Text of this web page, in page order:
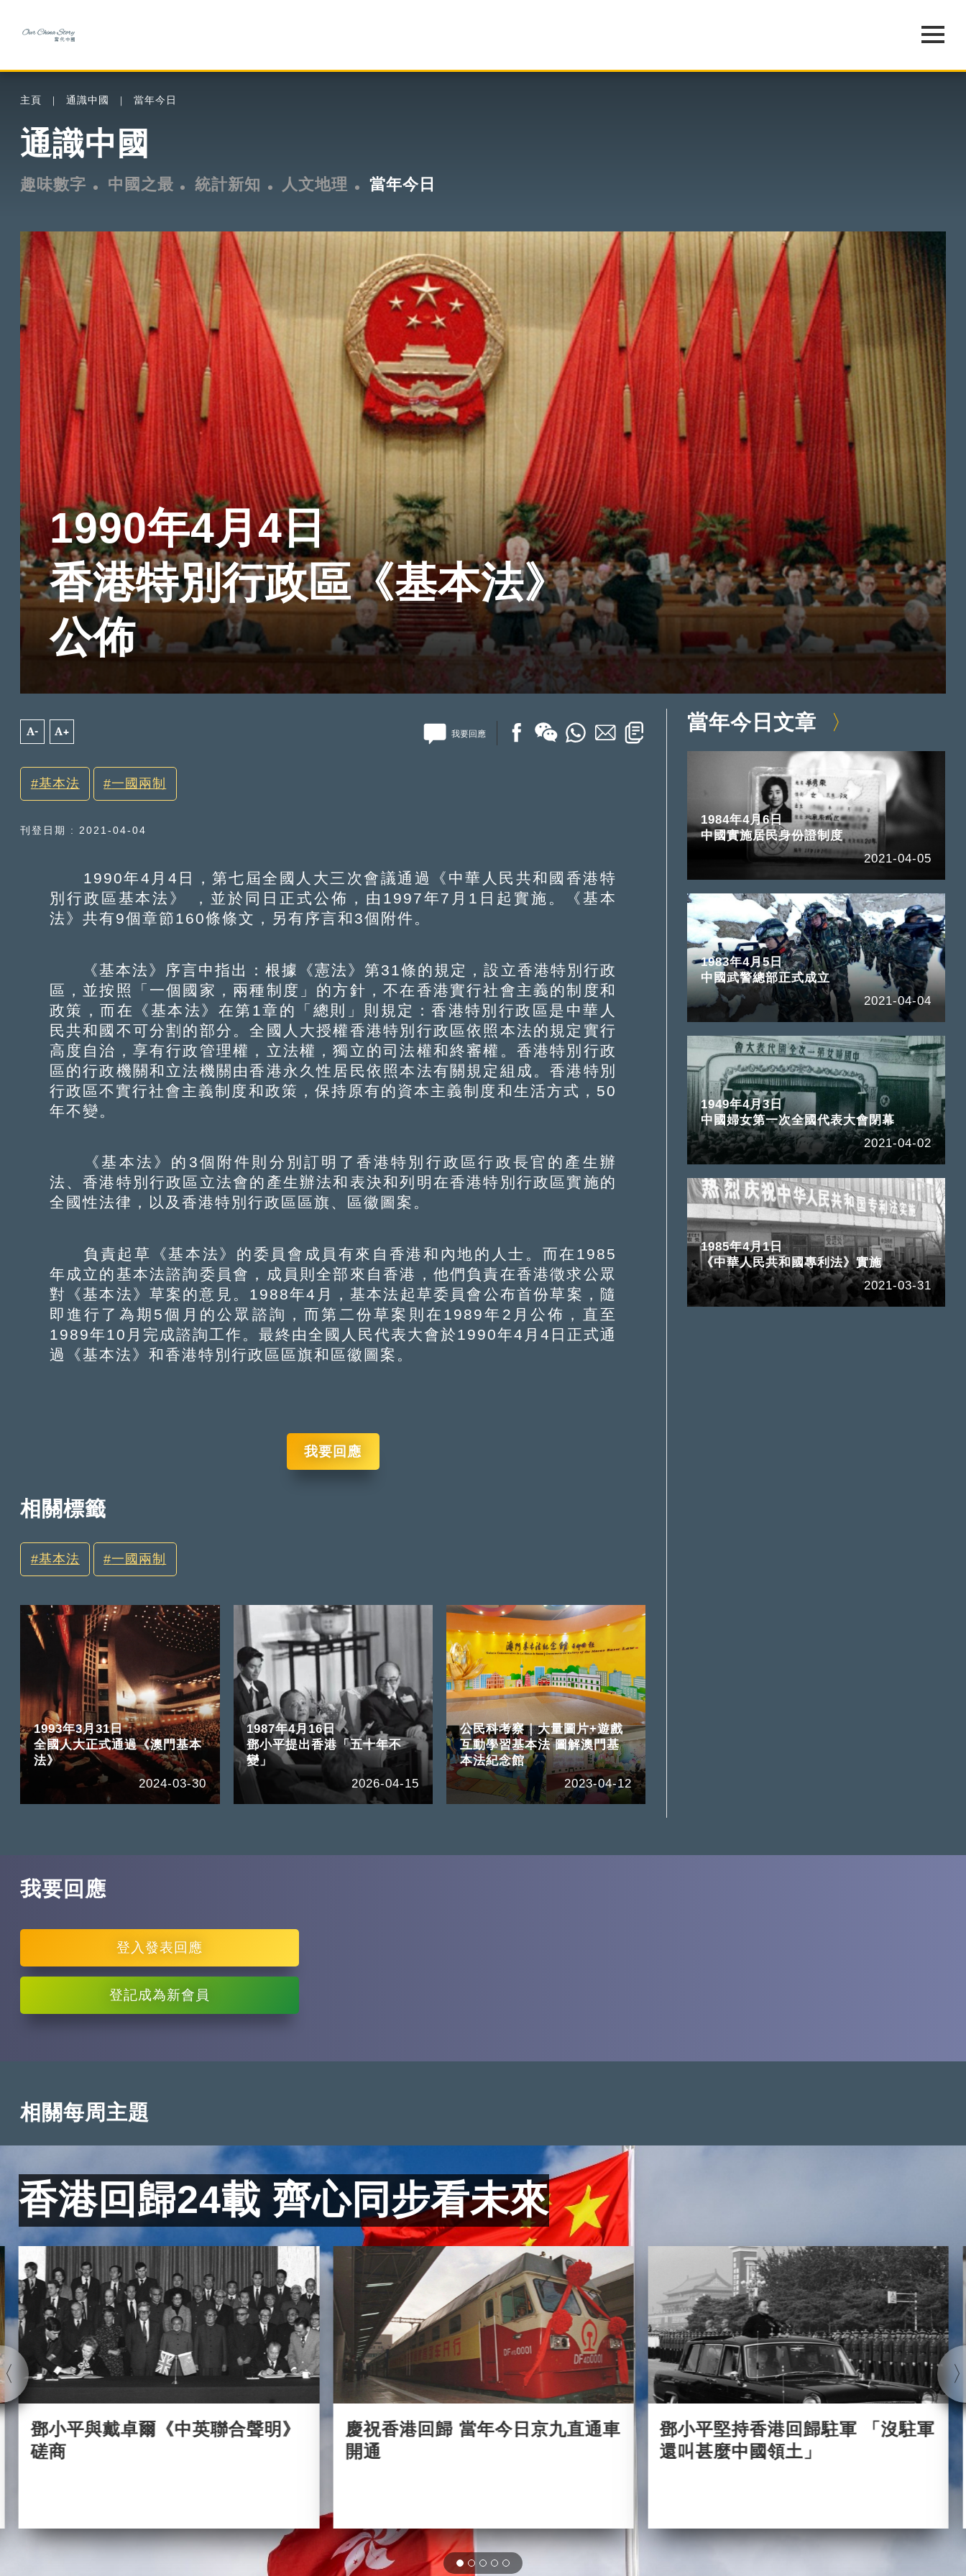
主頁 通識中國 當年今日
通識中國
趣味數字 中國之最 統計新知 人文地理 當年今日
1990年4月4日
香港特別行政區《基本法》
公佈
A- A+ 我要回應
基本法 一國兩制
刊登日期 : 2021-04-04
1990年4月4日，第七屆全國人大三次會議通過《中華人民共和國香港特
別行政區基本法》 ，並於同日正式公佈，由1997年7月1日起實施。《基本
法》共有9個章節160條條文，另有序言和3個附件。
《基本法》序言中指出：根據《憲法》第31條的規定，設立香港特別行政
區，並按照「一個國家，兩種制度」的方針，不在香港實行社會主義的制度和
政策，而在《基本法》在第1章的「總則」則規定：香港特別行政區是中華人
民共和國不可分割的部分。全國人大授權香港特別行政區依照本法的規定實行
高度自治，享有行政管理權，立法權，獨立的司法權和終審權。香港特別行政
區的行政機關和立法機關由香港永久性居民依照本法有關規定組成。香港特別
行政區不實行社會主義制度和政策，保持原有的資本主義制度和生活方式，50
年不變。
《基本法》的3個附件則分別訂明了香港特別行政區行政長官的產生辦
法、香港特別行政區立法會的產生辦法和表決和列明在香港特別行政區實施的
全國性法律，以及香港特別行政區區旗、區徽圖案。
負責起草《基本法》的委員會成員有來自香港和內地的人士。而在1985
年成立的基本法諮詢委員會，成員則全部來自香港，他們負責在香港徵求公眾
對《基本法》草案的意見。1988年4月，基本法起草委員會公布首份草案，隨
即進行了為期5個月的公眾諮詢，而第二份草案則在1989年2月公佈，直至
1989年10月完成諮詢工作。最終由全國人民代表大會於1990年4月4日正式通
過《基本法》和香港特別行政區區旗和區徽圖案。
我要回應
相關標籤
基本法 一國兩制
1993年3月31日
全國人大正式通過《澳門基本
法》
2024-03-30
1987年4月16日
鄧小平提出香港「五十年不
變」
2026-04-15
公民科考察｜大量圖片+遊戲
互動學習基本法 圖解澳門基
本法紀念館
2023-04-12
當年今日文章
1984年4月6日
中國實施居民身份證制度
2021-04-05
1983年4月5日
中國武警總部正式成立
2021-04-04
1949年4月3日
中國婦女第一次全國代表大會閉幕
2021-04-02
1985年4月1日
《中華人民共和國專利法》實施
2021-03-31
我要回應
登入發表回應
登記成為新會員
相關每周主題
香港回歸24載 齊心同步看未來
鄧小平與戴卓爾《中英聯合聲明》
磋商
慶祝香港回歸 當年今日京九直通車
開通
鄧小平堅持香港回歸駐軍 「沒駐軍
還叫甚麼中國領土」